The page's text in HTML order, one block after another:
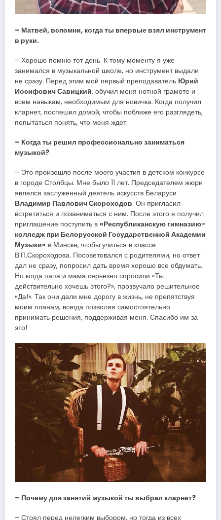
– Матвей, вспомни, когда ты впервые взял инструмент
в руки.
– Хорошо помню тот день. К тому моменту я уже
занимался в музыкальной школе, но инструмент выдали
не сразу. Перед этим мой первый преподаватель Юрий
Иосифович Савицкий, обучил меня нотной грамоте и
всем навыкам, необходимым для новичка. Когда получил
кларнет, поспешил домой, чтобы поближе его разглядеть,
попытаться понять, что меня ждет.
– Когда ты решил профессионально заниматься
музыкой?
– Это произошло после моего участия в детском конкурсе
в городе Столбцы. Мне было 11 лет. Председателем жюри
являлся заслуженный деятель искусств Беларуси
Владимир Павлович Скороходов. Он пригласил
встретиться и позаниматься с ним. После этого я получил
приглашение поступить в «Республиканскую гимназию-
колледж при Белорусской Государственной Академии
Музыки» в Минске, чтобы учиться в классе
В.П.Скороходова. Посоветовался с родителями, но ответ
дал не сразу, попросил дать время хорошо все обдумать.
Но когда папа и мама серьезно спросили «Ты
действительно хочешь этого?», прозвучало решительное
«Да!». Так они дали мне дорогу в жизнь, не препятствуя
моим планам, всегда позволяя самостоятельно
принимать решения, поддерживая меня. Спасибо им за
это!
– Почему для занятий музыкой ты выбрал кларнет?
– Стоял перед нелегким выбором, но тогда из всех